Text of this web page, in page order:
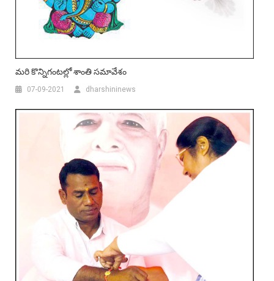
మ‌రి కొన్నిగంట‌ల్లో శాంతి స‌మావేశం
07-09-2021 dharshininews